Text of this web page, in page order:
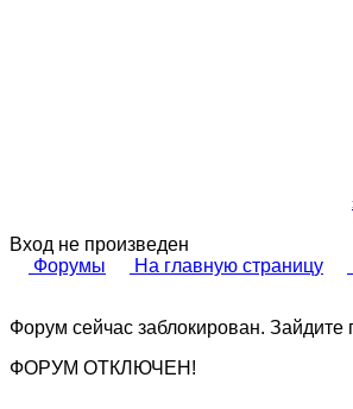
Вход не произведен
Форумы
На главную страницу
Форум сейчас заблокирован. Зайдите
ФОРУМ ОТКЛЮЧЕН!